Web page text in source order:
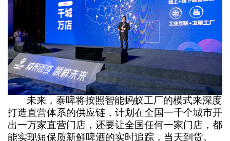
未来，泰啤将按照智能蚂蚁工厂的模式来深度
打造直营体系的供应链，计划在全国一千个城市开
出一万家直营门店，还要让全国任何一家门店，都
能实现短保质新鲜啤酒的实时追踪，当天到货。